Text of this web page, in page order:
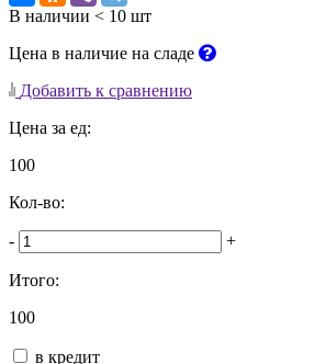
В наличии < 10 шт
Цена в наличие на сладе
Добавить к сравнению
Цена за ед:
100
Кол-во:
- +
Итого:
100
в кредит